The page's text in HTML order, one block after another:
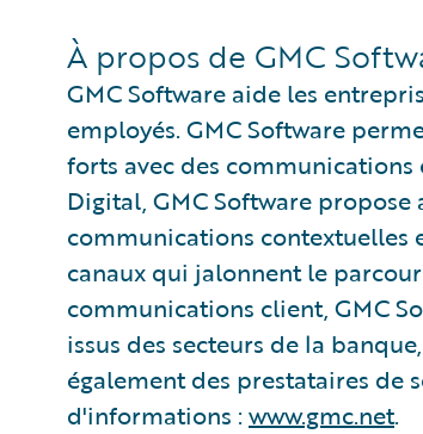
À propos de GMC
GMC Software aide les
employés. GMC Software
forts avec des
Digital, GMC Software
communications contextuelles
canaux qui jalonnent le
communications client, GMC
issus des secteurs de la
également des prestataires de
d'informations : www.gmc.net.